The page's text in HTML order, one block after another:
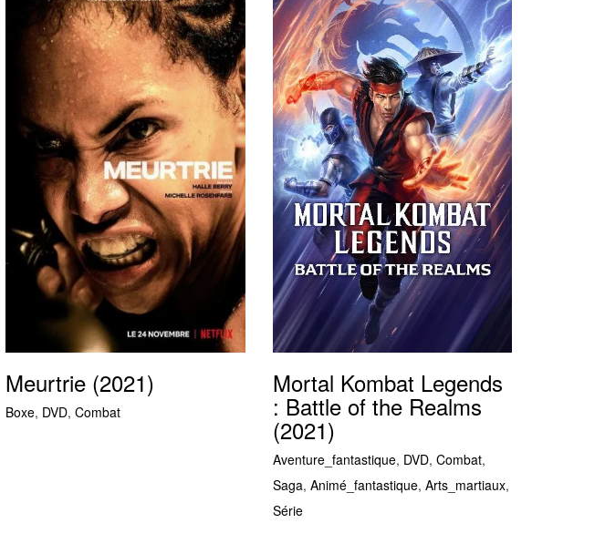
Meurtrie (2021)
Boxe, DVD, Combat
Mortal Kombat Legends
: Battle of the Realms
(2021)
Aventure_fantastique, DVD, Combat,
Saga, Animé_fantastique, Arts_martiaux,
Série